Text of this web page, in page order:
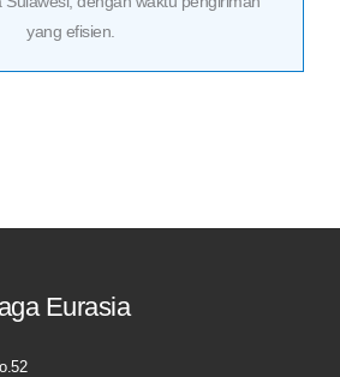
yang efisien.
Eurasia